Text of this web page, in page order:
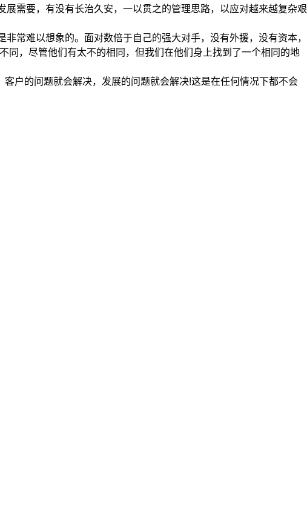
需要，有没有长治久安，一以贯之的管理思路，以应对越来越复杂艰
难以想象的。面对数倍于自己的强大对手，没有外援，没有资本，
同，尽管他们有太不的相同，但我们在他们身上找到了一个相同的地
户的问题就会解决，发展的问题就会解决!这是在任何情况下都不会